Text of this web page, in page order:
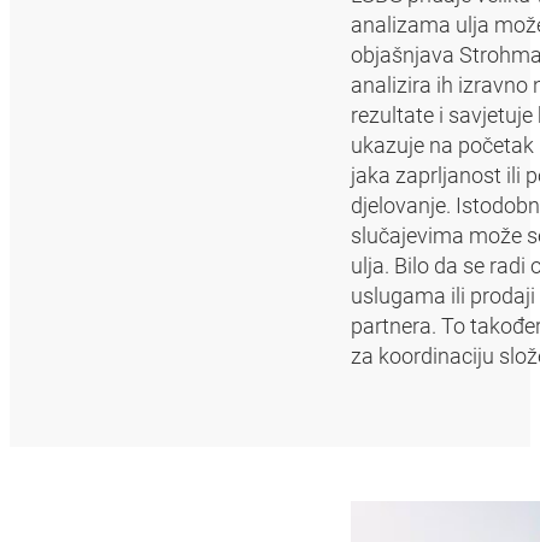
analizama ulja
objašnjava
analizira ih izravno
rezultate i
ukazuje na
jaka zaprljanost ili
djelovanje.
slučajevima može
ulja. Bilo da se
uslugama ili
partnera. To
za koordinaciju